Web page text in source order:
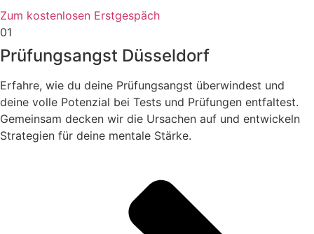
Zum kostenlosen Erstgespäch
01
Prüfungsangst Düsseldorf
Erfahre, wie du deine Prüfungsangst überwindest und
deine volle Potenzial bei Tests und Prüfungen entfaltest.
Gemeinsam decken wir die Ursachen auf und entwickeln
Strategien für deine mentale Stärke.